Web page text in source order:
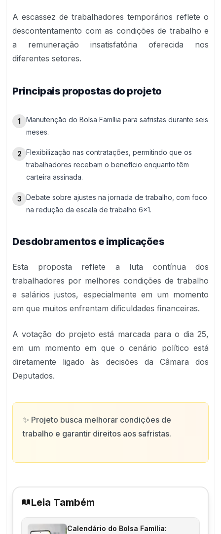
A escassez de trabalhadores temporários reflete o
descontentamento com as condições de trabalho e
a remuneração insatisfatória oferecida nos
diferentes setores.
Principais propostas do projeto
1
Manutenção do Bolsa Família para safristas durante seis
meses.
2 Flexibilização nas contratações, permitindo que os
trabalhadores recebam o benefício enquanto têm
carteira assinada.
3 Debate sobre ajustes na jornada de trabalho, com foco
na redução da escala de trabalho 6×1.
Desdobramentos e implicações
Esta proposta reflete a luta contínua dos
trabalhadores por melhores condições de trabalho
e salários justos, especialmente em um momento
em que muitos enfrentam dificuldades financeiras.
A votação do projeto está marcada para o dia 25,
em um momento em que o cenário político está
diretamente ligado às decisões da Câmara dos
Deputados.
✨ Projeto busca melhorar condições de
trabalho e garantir direitos aos safristas.
Leia Também
Calendário do Bolsa Família: